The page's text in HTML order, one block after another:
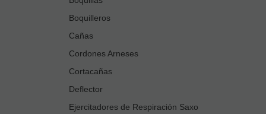
Boquilleros
Cañas
Cordones Arneses
Cortacañas
Deflector
Ejercitadores de Respiración Saxo